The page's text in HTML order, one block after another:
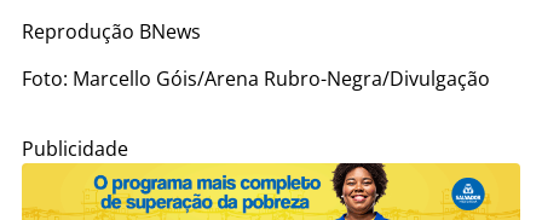
Reprodução BNews
Foto: Marcello Góis/Arena Rubro-Negra/Divulgação
Publicidade